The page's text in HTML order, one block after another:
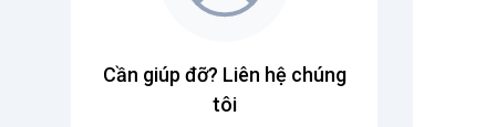
Cần giúp đỡ? Liên hệ chúng
tôi